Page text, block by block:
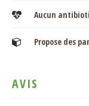
Aucun
Propose des
AVIS